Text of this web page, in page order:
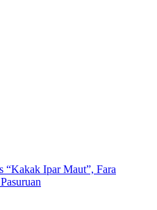
“Kakak Ipar Maut”, Fara